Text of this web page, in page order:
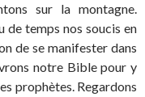
sur la montagne.
de temps nos soucis en
de se manifester dans
notre Bible pour y
prophètes. Regardons